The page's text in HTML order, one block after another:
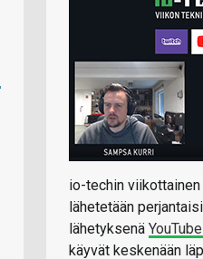
io-techin
lähetetään
lähetyksenä
käyvät keskenään